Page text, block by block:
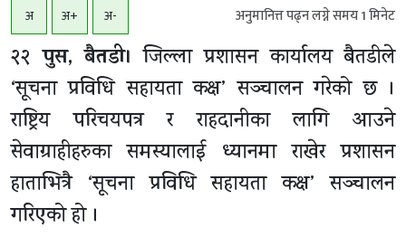
अ अ+ अ- अनुमानित्त पढ्न लग्ने समय1मिनेट
२२ पुस, बैतडी। जिल्ला प्रशासन कार्यालय बैतडीले
‘सूचना प्रविधि सहायता कक्ष’ सञ्चालन गरेको छ ।
राष्ट्रिय परिचयपत्र र राहदानीका लागि आउने
सेवाग्राहीहरुका समस्यालाई ध्यानमा राखेर प्रशासन
हाताभित्रै ‘सूचना प्रविधि सहायता कक्ष’ सञ्चालन
गरिएको हो ।